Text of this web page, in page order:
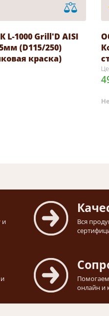
L-1000 Grill'D AISI
(D115/250)
краска)
и
Вся
онлайн и